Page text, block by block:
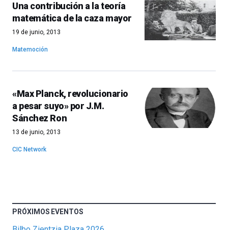
Una contribución a la teoría
matemática de la caza mayor
19 de junio, 2013
Matemoción
«Max Planck, revolucionario
a pesar suyo» por J.M.
Sánchez Ron
13 de junio, 2013
CIC Network
PRÓXIMOS EVENTOS